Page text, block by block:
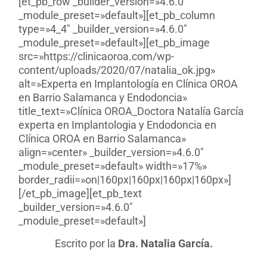
_module_preset=»default»][et_pb_column
type=»4_4″ _builder_version=»4.6.0″
_module_preset=»default»][et_pb_image
src=»https://clinicaoroa.com/wp-
content/uploads/2020/07/natalia_ok.jpg»
alt=»Experta en Implantología en Clínica OROA
en Barrio Salamanca y Endodoncia»
title_text=»Clínica OROA_Doctora Natalía García
experta en Implantologia y Endodoncia en
Clínica OROA en Barrio Salamanca»
align=»center» _builder_version=»4.6.0″
_module_preset=»default» width=»17%»
border_radii=»on|160px|160px|160px|160px»]
[/et_pb_image][et_pb_text
_builder_version=»4.6.0″
_module_preset=»default»]
Escrito por la Dra. Natalia García.